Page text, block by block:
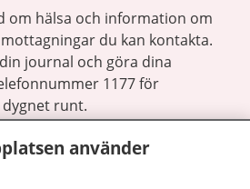
om hälsa och information om
du kan kontakta.
journal och göra dina
1177 för
runt.
vill må bättre.
använder